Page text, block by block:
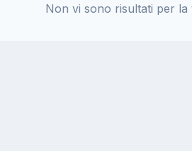
Non vi sono risultati per